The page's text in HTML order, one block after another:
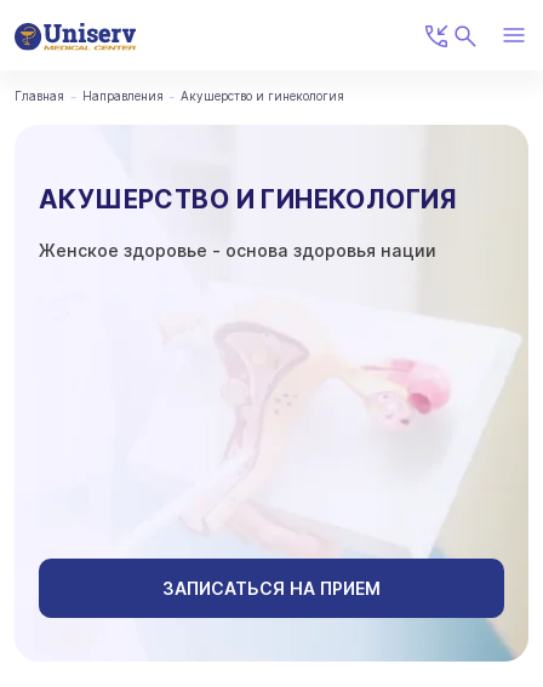
Главная Направления Акушерство и гинекология
АКУШЕРСТВО И ГИНЕКОЛОГИЯ
Женское здоровье - основа здоровья нации
ЗАПИСАТЬСЯ НА ПРИЕМ